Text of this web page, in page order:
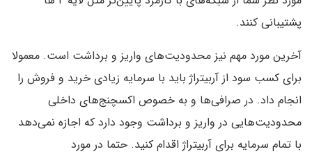
پشتیبانی کنند.
آخرین مورد مهم نیز محدودیت‌های واریز و برداشت است. معمولا
برای کسب سود از آربیتراژ باید با سرمایه زیادی خرید و فروش را
انجام داد. در صرافی‌ها و به خصوص اکسچنج‌های داخلی
محدودیت‌هایی در واریز و برداشت وجود دارد که اجازه نمی‌دهد
با تمام سرمایه برای آربیتراژ اقدام کنید. حتما در مورد